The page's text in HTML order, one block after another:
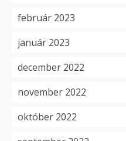
február 2023
január 2023
december 2022
november 2022
október 2022